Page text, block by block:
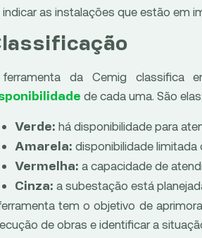
indicar as instalações que estão em
da Cemig classifica
de cada uma. São elas:
Verde: há disponibilidade para
Amarela: disponibilidade limitada
Vermelha: a capacidade de
Cinza: a subestação está
tem o objetivo de
de obras e identificar a